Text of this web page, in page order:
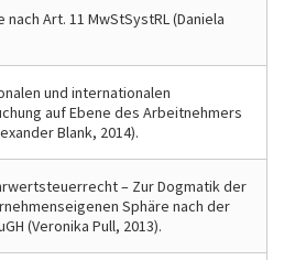
Art. 11 MwStSystRL (Daniela
und internationalen
auf Ebene des Arbeitnehmers
Blank, 2014).
– Zur Dogmatik der
Sphäre nach der
(Veronika Pull, 2013).